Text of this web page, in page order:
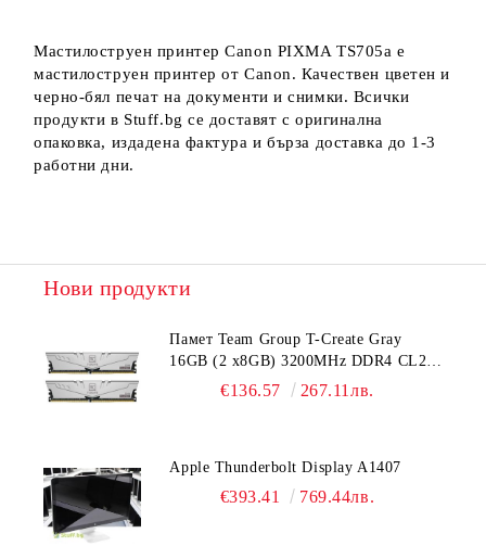
Мастилоструен принтер Canon PIXMA TS705a е
мастилоструен принтер от Canon. Качествен цветен и
черно-бял печат на документи и снимки. Всички
продукти в Stuff.bg се доставят с оригинална
опаковка, издадена фактура и бърза доставка до 1-3
работни дни.
Нови продукти
Памет Team Group T-Create Gray
16GB (2 x8GB) 3200MHz DDR4 CL22-
22-22-52 1.2V
€136.57 267.11лв.
Apple Thunderbolt Display A1407
€393.41 769.44лв.